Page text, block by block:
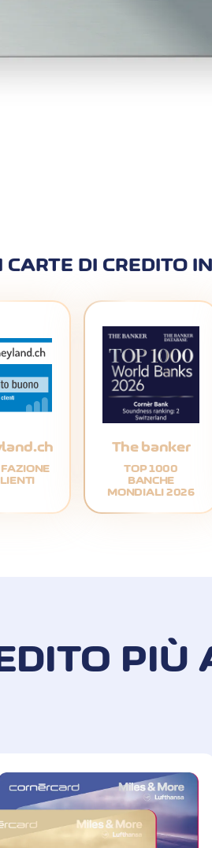
DI CREDITO
The banker
TOP 1000
BANCHE
MONDIALI 2026
PIÙ